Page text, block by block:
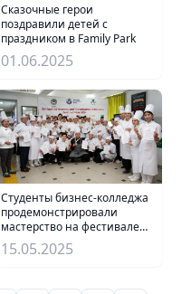
Сказочные герои
поздравили детей с
праздником в Family Park
01.06.2025
Студенты бизнес-колледжа
продемонстрировали
мастерство на фестивале
«ДелаРук Алматы-2025»
15.05.2025